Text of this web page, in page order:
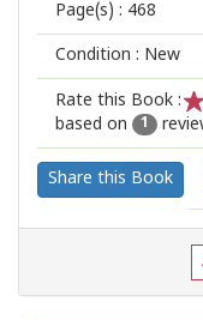
Page(s) : 468
Condition : New
Rate this Book :
1
based on
1
Share this Book